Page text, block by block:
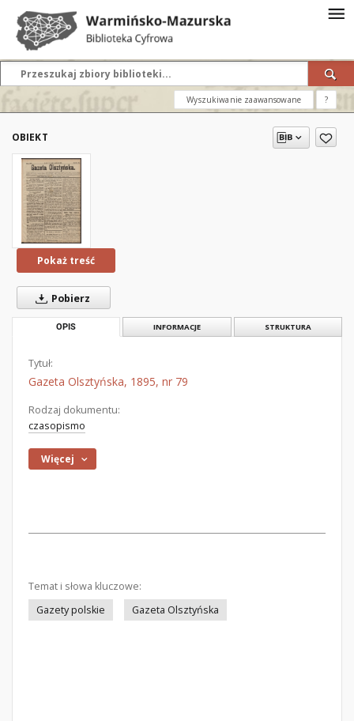
Wyszukiwanie zaawansowane ?
OBIEKT
Pokaż treść
Pobierz
OPIS INFORMACJE STRUKTURA
Tytuł:
Gazeta Olsztyńska, 1895, nr 79
Rodzaj dokumentu:
czasopismo
Więcej
Temat i słowa kluczowe:
Gazety polskie
Gazeta Olsztyńska